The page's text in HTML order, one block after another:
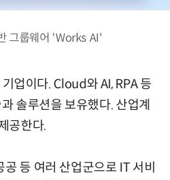
그룹웨어 'Works AI'
업이다. Cloud와 AI, RPA 등
솔루션을 보유했다. 산업계
공한다.
등 여러 산업군으로 IT 서비